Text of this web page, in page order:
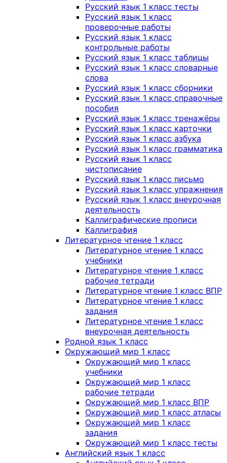
Русский язык 1 класс тесты
Русский язык 1 класс
проверочные работы
Русский язык 1 класс
контрольные работы
Русский язык 1 класс таблицы
Русский язык 1 класс словарные
слова
Русский язык 1 класс сборники
Русский язык 1 класс справочные
пособия
Русский язык 1 класс тренажёры
Русский язык 1 класс карточки
Русский язык 1 класс азбука
Русский язык 1 класс грамматика
Русский язык 1 класс
чистописание
Русский язык 1 класс письмо
Русский язык 1 класс упражнения
Русский язык 1 класс внеурочная
деятельность
Каллиграфические прописи
Каллиграфия
Литературное чтение 1 класс
Литературное чтение 1 класс
учебники
Литературное чтение 1 класс
рабочие тетради
Литературное чтение 1 класс ВПР
Литературное чтение 1 класс
задания
Литературное чтение 1 класс
внеурочная деятельность
Родной язык 1 класс
Окружающий мир 1 класс
Окружающий мир 1 класс
учебники
Окружающий мир 1 класс
рабочие тетради
Окружающий мир 1 класс ВПР
Окружающий мир 1 класс атласы
Окружающий мир 1 класс
задания
Окружающий мир 1 класс тесты
Английский язык 1 класс